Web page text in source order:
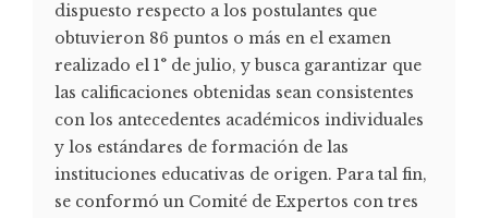
dispuesto respecto a los postulantes que
obtuvieron 86 puntos o más en el examen
realizado el 1° de julio, y busca garantizar que
las calificaciones obtenidas sean consistentes
con los antecedentes académicos individuales
y los estándares de formación de las
instituciones educativas de origen. Para tal fin,
se conformó un Comité de Expertos con tres